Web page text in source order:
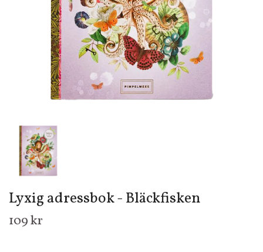
Lyxig adressbok - Bläckfisken
109 kr